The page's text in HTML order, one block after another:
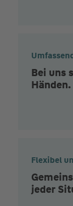
Bei uns
Händen.
Flexibel
jeder